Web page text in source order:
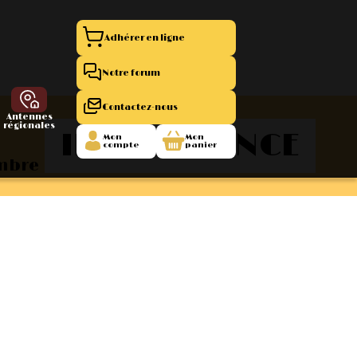
Antennes
régionales
Adhérer en ligne
Notre forum
Contactez-nous
Mon
compte
Mon
panier
ILE-DE-FRANCE